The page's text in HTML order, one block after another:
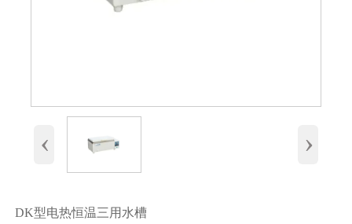
‹ ›
DK型电热恒温三用水槽